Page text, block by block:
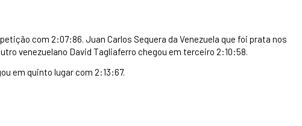
com 2:07:86. Juan Carlos Sequera da Venezuela que foi prata nos
venezuelano David Tagliaferro chegou em terceiro 2:10:58.
em quinto lugar com 2:13:67.